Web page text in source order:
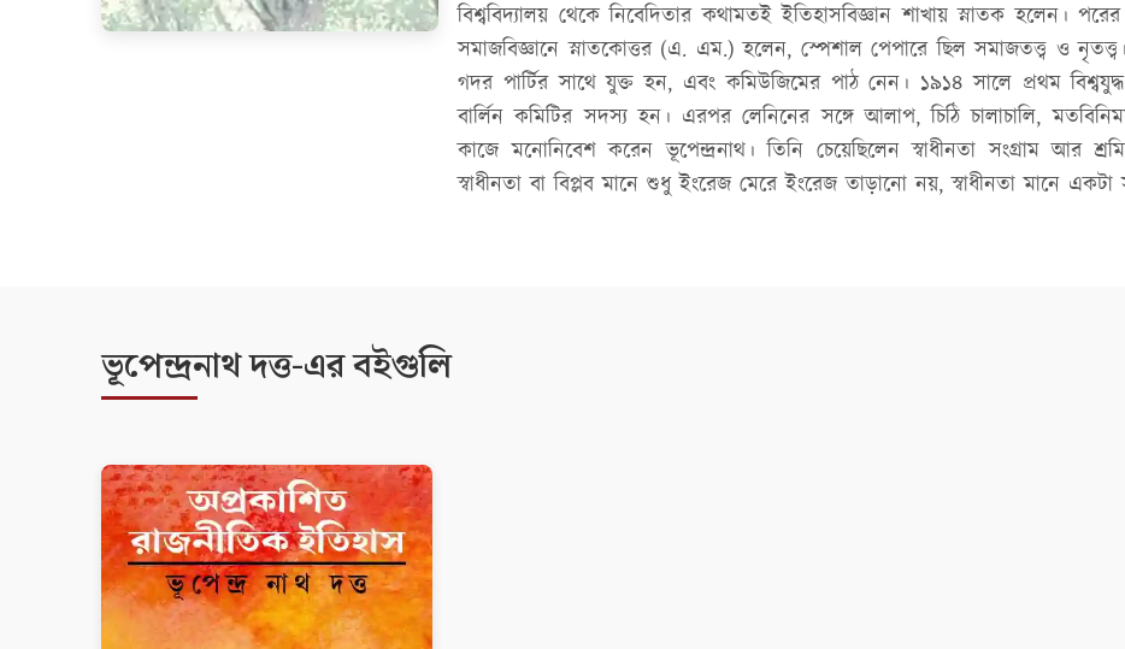
বিশ্ববিদ্যালয় থেকে নিবেদিতার কথামতই ইতিহাসবিজ্ঞান শাখায় স্নাতক হলেন।
সমাজবিজ্ঞানে স্নাতকোত্তর (এ. এম.) হলেন, স্পেশাল পেপারে ছিল সমাজতত্ত্ব ও
গদর পার্টির সাথে যুক্ত হন, এবং কমিউজিমের পাঠ নেন। ১৯১৪ সালে প্রথম
বার্লিন কমিটির সদস্য হন। এরপর লেনিনের সঙ্গে আলাপ, চিঠি চালাচালি,
কাজে মনোনিবেশ করেন ভূপেন্দ্রনাথ। তিনি চেয়েছিলেন স্বাধীনতা সংগ্রাম আর
স্বাধীনতা বা বিপ্লব মানে শুধু ইংরেজ মেরে ইংরেজ তাড়ানো নয়, স্বাধীনতা মানে একটা
ভূপেন্দ্রনাথ দত্ত-এর বইগুলি